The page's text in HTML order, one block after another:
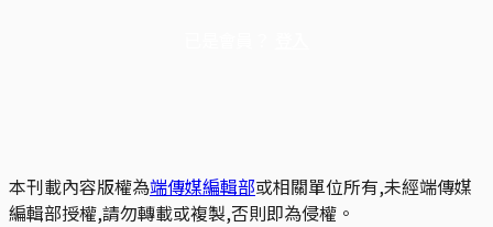
本刊載內容版權為端傳媒編輯部或相關單位所有,未經端傳媒
編輯部授權,請勿轉載或複製,否則即為侵權。